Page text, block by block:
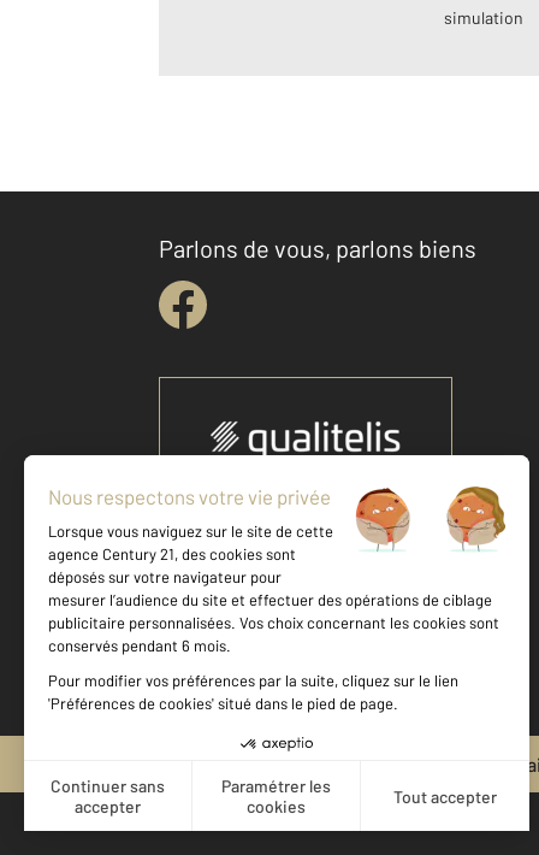
simulation
Parlons de vous, parlons biens
Votre agence est notée
Achat
Vente
8,9/10
Mentions légales & CGU et Barèmes